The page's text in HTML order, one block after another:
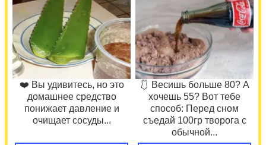
❤️ Вы удивитесь, но это
домашнее средство
понижает давление и
очищает сосуды...
🩱 Весишь больше 80? А
хочешь 55? Вот тебе
способ: Перед сном
съедай 100гр творога с
обычной...